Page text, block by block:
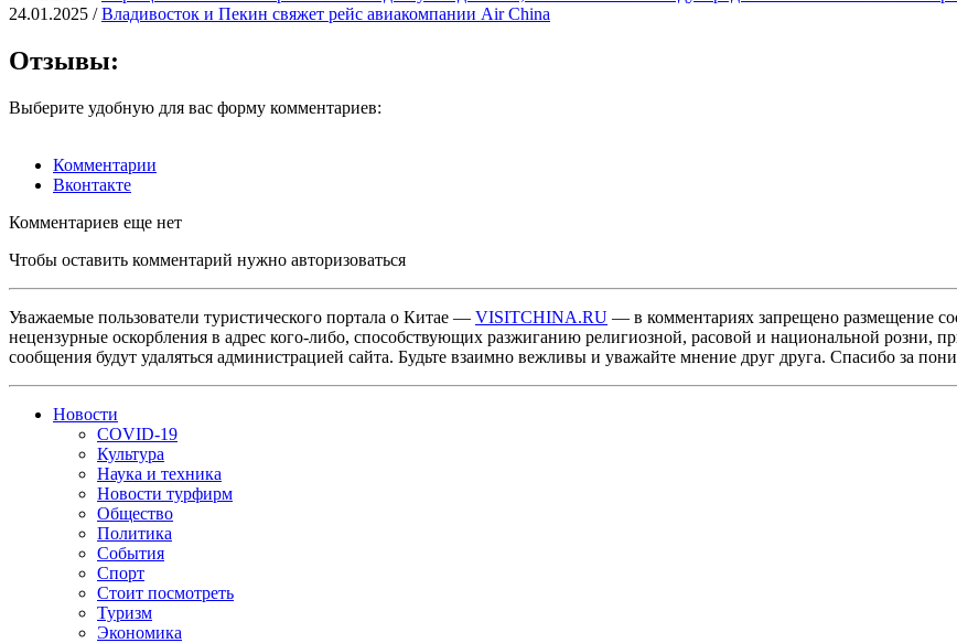
24.01.2025 /Владивосток и Пекин свяжет рейс авиакомпании Air China
Отзывы:
Выберите удобную для вас форму комментариев:
Комментарии
Вконтакте
Комментариев еще нет
Чтобы оставить комментарий нужно авторизоваться
Уважаемые пользователи туристического портала о Китае — VISITCHINA.RU — в комментариях запрещено размещение
нецензурные оскорбления в адрес кого-либо, способствующих разжиганию религиозной, расовой и национальной розни,
сообщения будут удаляться администрацией сайта. Будьте взаимно вежливы и уважайте мнение друг друга. Спасибо за
Новости
COVID-19
Культура
Наука и техника
Новости турфирм
Общество
Политика
События
Спорт
Стоит посмотреть
Туризм
Экономика